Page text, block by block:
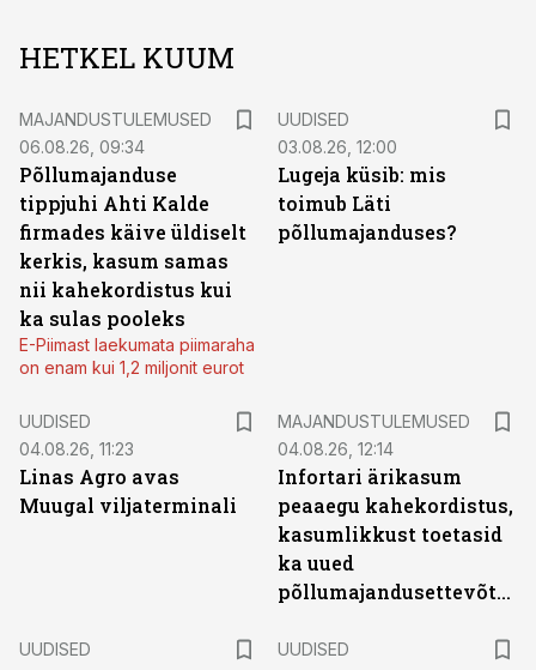
HETKEL KUUM
MAJANDUSTULEMUSED
06.08.26, 09:34
Põllumajanduse
tippjuhi Ahti Kalde
firmades käive üldiselt
kerkis, kasum samas
nii kahekordistus kui
ka sulas pooleks
E-Piimast laekumata piimaraha
on enam kui 1,2 miljonit eurot
UUDISED
03.08.26, 12:00
Lugeja küsib: mis
toimub Läti
põllumajanduses?
UUDISED
04.08.26, 11:23
Linas Agro avas
Muugal viljaterminali
MAJANDUSTULEMUSED
04.08.26, 12:14
Infortari ärikasum
peaaegu kahekordistus,
kasumlikkust toetasid
ka uued
põllumajandusettevõtted
UUDISED
UUDISED